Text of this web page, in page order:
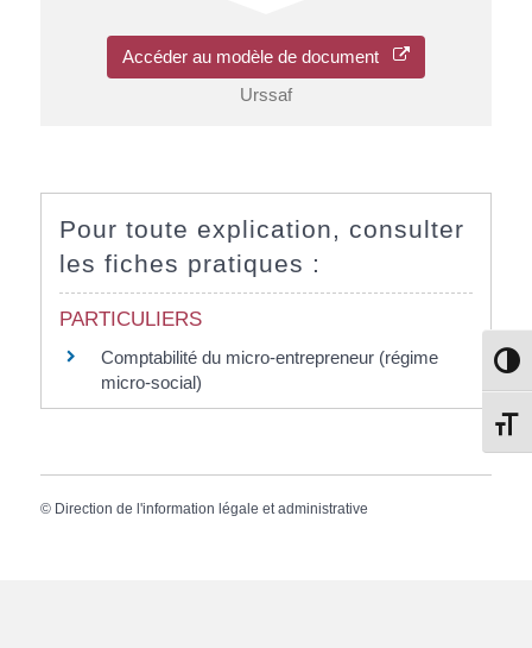
Accéder au modèle de document
Urssaf
Pour toute explication, consulter
les fiches pratiques :
PARTICULIERS
Comptabilité du micro-entrepreneur (régime
micro-social)
© Direction de l'information légale et administrative